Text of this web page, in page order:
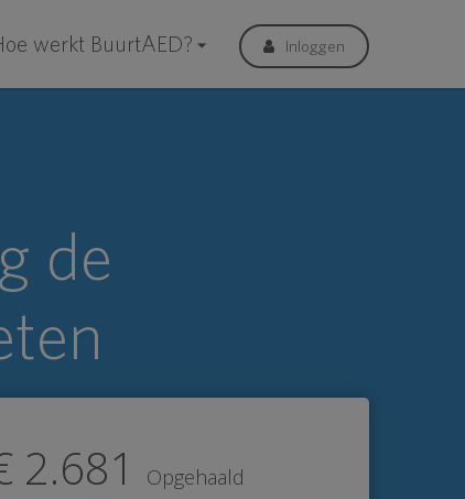
werkt BuurtAED? Inloggen
de
2.681 Opgehaald